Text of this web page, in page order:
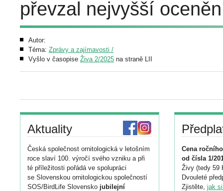
převzal nejvyšší
Autor:
Téma: Zprávy a zajímavosti /
Vyšlo v časopise Živa 2/2025 na straně LII
Aktuality
Česká společnost ornitologická v letošním
roce slaví 100. výročí svého vzniku a při
té příležitosti pořádá ve spolupráci
se Slovenskou ornitologickou společností
SOS/BirdLife Slovensko jubilejní
Cena
od čísla 1/
Živy (tedy 59
Dvouleté
Zjistěte, jak